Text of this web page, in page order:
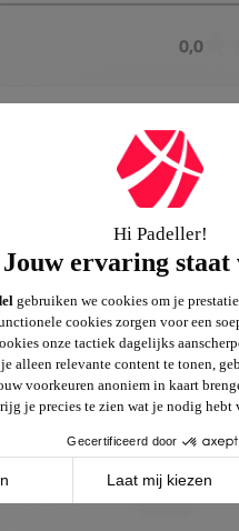
0,0
Groot assortiment
Gigantisch assortiment met
artikelen